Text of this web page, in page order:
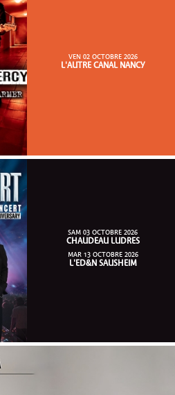
VEN 02 OCTOBRE 2026
L'AUTRE CANAL NANCY
SAM 03 OCTOBRE 2026
CHAUDEAU LUDRES
MAR 13 OCTOBRE 2026
L'ED&N SAUSHEIM